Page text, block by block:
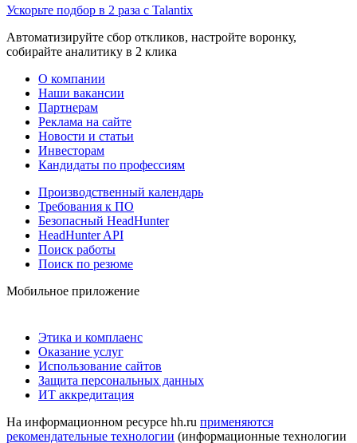
Ускорьте подбор в 2 раза с Talantix
Автоматизируйте сбор откликов, настройте воронку,
собирайте аналитику в 2 клика
О компании
Наши вакансии
Партнерам
Реклама на сайте
Новости и статьи
Инвесторам
Кандидаты по профессиям
Производственный календарь
Требования к ПО
Безопасный HeadHunter
HeadHunter API
Поиск работы
Поиск по резюме
Мобильное приложение
Этика и комплаенс
Оказание услуг
Использование сайтов
Защита персональных данных
ИТ аккредитация
На информационном ресурсе hh.ru применяются
рекомендательные технологии (информационные технологии